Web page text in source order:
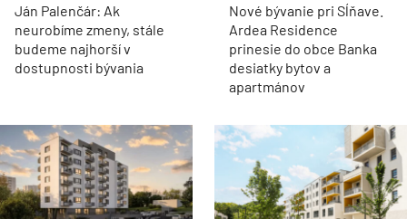
Ján Palenčár: Ak
neurobíme zmeny, stále
budeme najhorší v
dostupnosti bývania
Nové bývanie pri Sĺňave.
Ardea Residence
prinesie do obce Banka
desiatky bytov a
apartmánov